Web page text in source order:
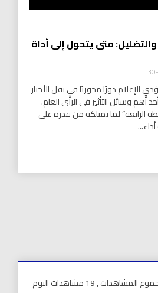
والتضليل: متى يتحول إلى أداة
الإعلام دورًا محوريًا في نقل الأخبار
أهم وسائل التأثير في الرأي العام.
الرابعة” لما يمتلكه من قدرة على
, 19 مشاهدات اليوم